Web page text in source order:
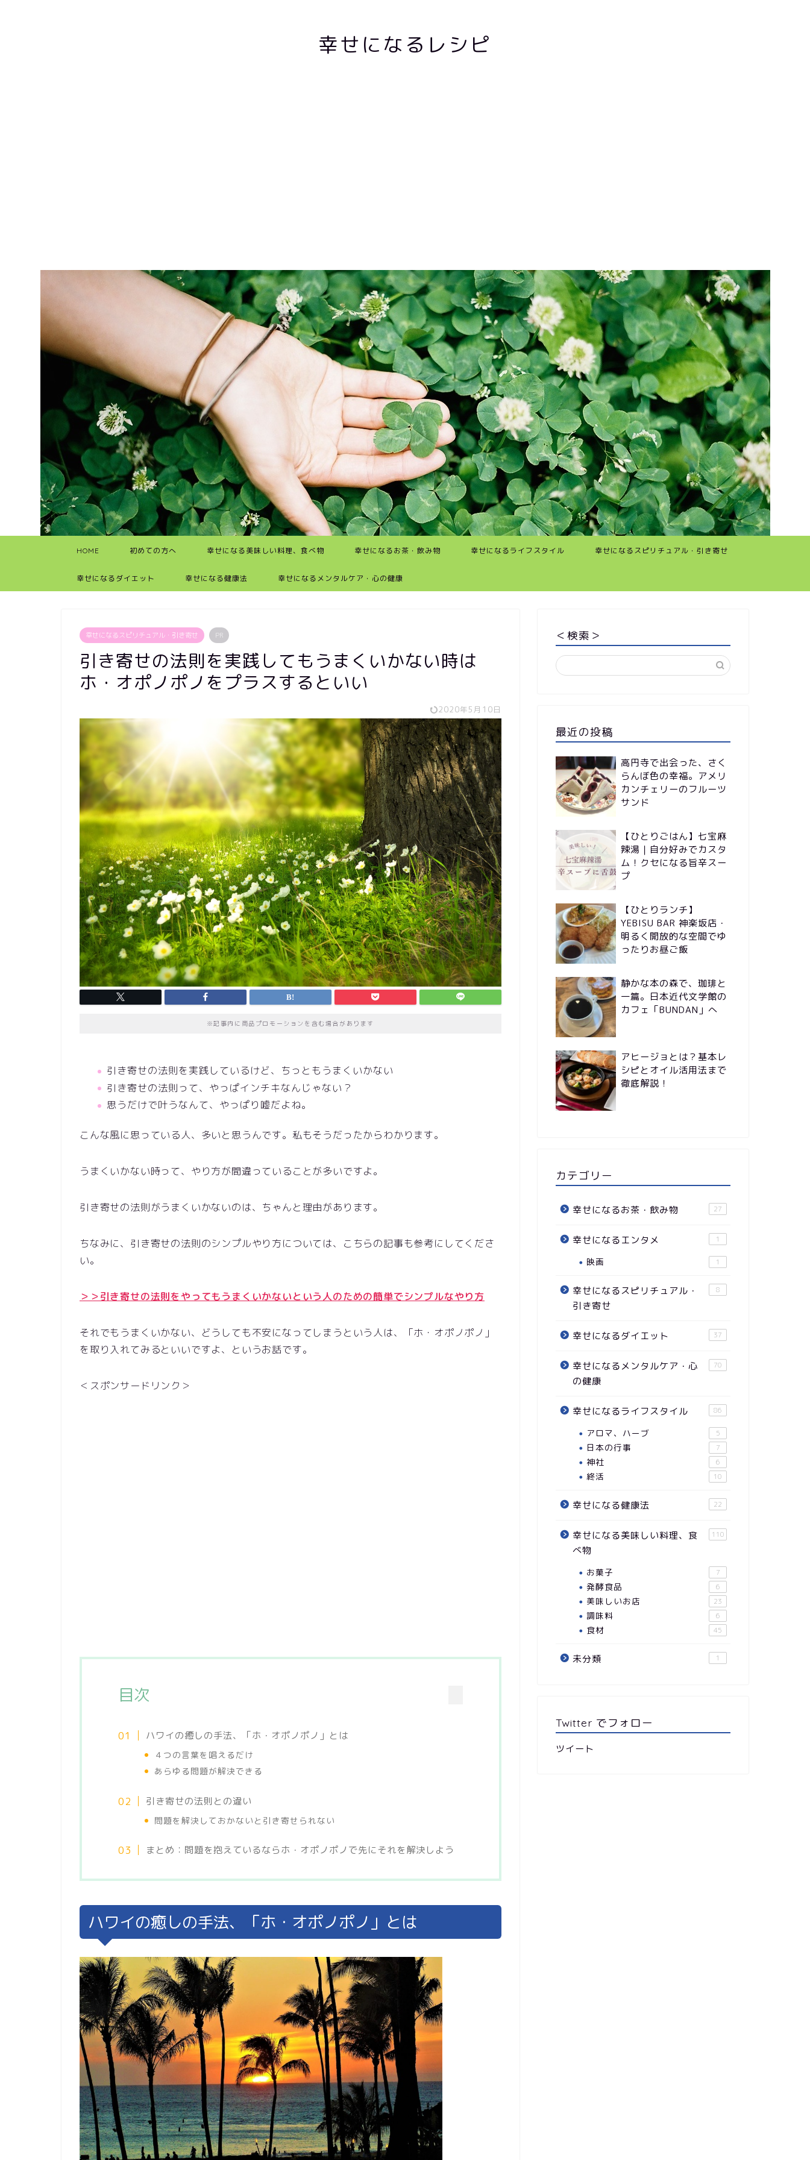
幸せになるレシピ
HOME 初めての方へ 幸せになる美味しい料理、食べ物 幸せになるお茶・飲み物 幸せになるライフスタイル 幸せになるスピリチュアル・引き寄せ
幸せになるダイエット 幸せになる健康法 幸せになるメンタルケア・心の健康
幸せになるスピリチュアル・引き寄せ PR
引き寄せの法則を実践してもうまくいかない時は
ホ・オポノポノをプラスするといい
2020年5月10日
※記事内に商品プロモーションを含む場合があります
引き寄せの法則を実践しているけど、ちっともうまくいかない
引き寄せの法則って、やっぱインチキなんじゃない？
思うだけで叶うなんて、やっぱり嘘だよね。
こんな風に思っている人、多いと思うんです。私もそうだったからわかります。
うまくいかない時って、やり方が間違っていることが多いですよ。
引き寄せの法則がうまくいかないのは、ちゃんと理由があります。
ちなみに、引き寄せの法則のシンプルやり方については、こちらの記事も参考にしてくださ
い。
＞＞引き寄せの法則をやってもうまくいかないという人のための簡単でシンプルなやり方
それでもうまくいかない、どうしても不安になってしまうという人は、「ホ・オポノポノ」
を取り入れてみるといいですよ、というお話です。
＜スポンサードリンク＞
目次
ハワイの癒しの手法、「ホ・オポノポノ」とは
４つの言葉を唱えるだけ
あらゆる問題が解決できる
引き寄せの法則との違い
問題を解決しておかないと引き寄せられない
まとめ：問題を抱えているならホ・オポノポノで先にそれを解決しよう
ハワイの癒しの手法、「ホ・オポノポノ」とは
＜検索＞
最近の投稿
高円寺で出会った、さく
らんぼ色の幸福。アメリ
カンチェリーのフルーツ
サンド
【ひとりごはん】七宝麻
辣湯｜自分好みでカスタ
ム！クセになる旨辛スー
プ
【ひとりランチ】
YEBISU BAR 神楽坂店・
明るく開放的な空間でゆ
ったりお昼ご飯
静かな本の森で、珈琲と
一篇。日本近代文学館の
カフェ「BUNDAN」へ
アヒージョとは？基本レ
シピとオイル活用法まで
徹底解説！
カテゴリー
幸せになるお茶・飲み物 27
幸せになるエンタメ 1
映画 1
幸せになるスピリチュアル・
引き寄せ
8
幸せになるダイエット 37
幸せになるメンタルケア・心
の健康
70
幸せになるライフスタイル 86
アロマ、ハーブ 5
日本の行事 7
神社 6
終活 10
幸せになる健康法 22
幸せになる美味しい料理、食
べ物
110
お菓子 7
発酵食品 6
美味しいお店 23
調味料 6
食材 45
未分類 1
Twitter でフォロー
ツイート